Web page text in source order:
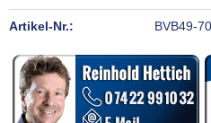
Artikel-Nr.: BVB49-